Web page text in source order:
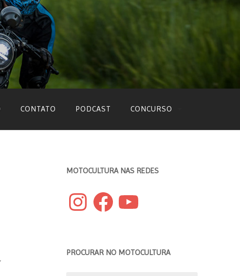
CONTATO PODCAST CONCURSO
EDIÇÃO 2019
MOTOCULTURA NAS REDES
InstagramFacebookYouTube
PROCURAR NO MOTOCULTURA